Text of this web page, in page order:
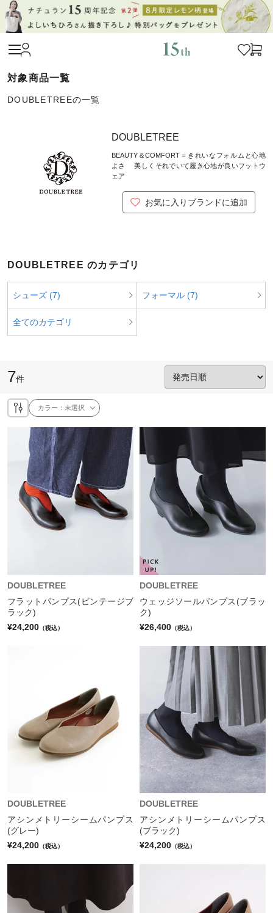
DOUBLETREEの一覧
DOUBLETREE
BEAUTY＆COMFORT＝きれいなフォルムと心地
よさ 美しくそれでいて履き心地が良いフットウ
ェア
お気に入りブランドに追加
DOUBLETREE のカテゴリ
シューズ (7) フォーマル (7)
全てのカテゴリ
7件
カラー：未選択
DOUBLETREE
フラットパンプス(ビンテージブ
ラック)
¥24,200 （税込）
DOUBLETREE
ウェッジソールパンプス(ブラッ
ク)
¥26,400 （税込）
DOUBLETREE
アシンメトリーシームパンプス
(グレー)
¥24,200 （税込）
DOUBLETREE
アシンメトリーシームパンプス
(ブラック)
¥24,200 （税込）